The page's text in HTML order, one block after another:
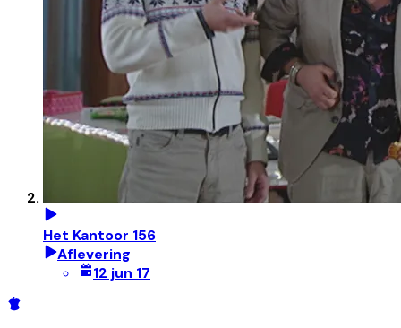
Het Kantoor 156
Aflevering
12 jun 17